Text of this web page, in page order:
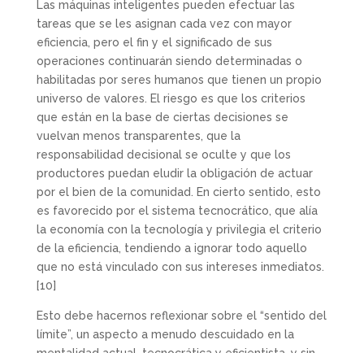
Las máquinas inteligentes pueden efectuar las
tareas que se les asignan cada vez con mayor
eficiencia, pero el fin y el significado de sus
operaciones continuarán siendo determinadas o
habilitadas por seres humanos que tienen un propio
universo de valores. El riesgo es que los criterios
que están en la base de ciertas decisiones se
vuelvan menos transparentes, que la
responsabilidad decisional se oculte y que los
productores puedan eludir la obligación de actuar
por el bien de la comunidad. En cierto sentido, esto
es favorecido por el sistema tecnocrático, que alía
la economía con la tecnología y privilegia el criterio
de la eficiencia, tendiendo a ignorar todo aquello
que no está vinculado con sus intereses inmediatos.
[10]
Esto debe hacernos reflexionar sobre el “sentido del
límite”, un aspecto a menudo descuidado en la